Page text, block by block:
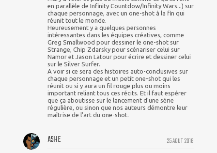
en parallèle de Infinity Countdow/Infinity Wars...) sur
chaque personnage, avec un one-shot à la fin qui
réunit tout le monde.
Heureusement y a quelques personnes
intéressantes dans les équipes créatives, comme
Greg Smallwood pour dessiner le one-shot sur
Strange, Chip Zdarsky pour scénariser celui sur
Namor et Jason Latour pour écrire et dessiner celui
sur le Silver Surfer.
A voir si ce sera des histoires auto-conclusives sur
chaque personnage et un petit one-shot qui les
réunit ou si y aura un fil rouge plus ou moins
important reliant tous ces récits. Et il faut espérer
que ça aboutisse sur le lancement d'une série
régulière, ou sinon que nos auteurs démontre leur
maîtrise de l'art du one-shot.
25 AOUT 2018
ASHE